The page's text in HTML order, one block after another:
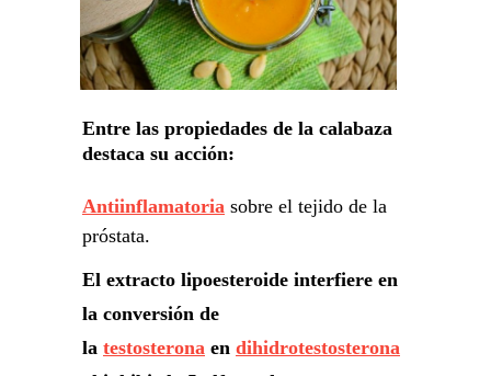
Entre las propiedades de la calabaza
destaca su acción:
Antiinflamatoria sobre el tejido de la
próstata.
El extracto lipoesteroide interfiere en
la conversión de
la testosterona en dihidrotestosterona